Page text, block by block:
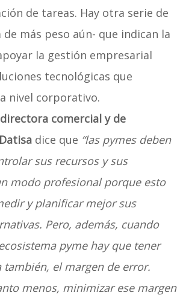
de tareas. Hay otra serie de
de más peso aún- que indican la
la gestión empresarial
tecnológicas que
nivel corporativo.
comercial y de
dice que “las pymes deben
sus recursos y sus
modo profesional porque esto
y planificar mejor sus
Pero, además, cuando
pyme hay que tener
también, el margen de error.
menos, minimizar ese margen